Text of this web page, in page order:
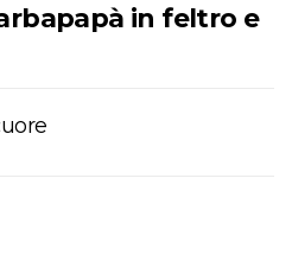
in feltro e